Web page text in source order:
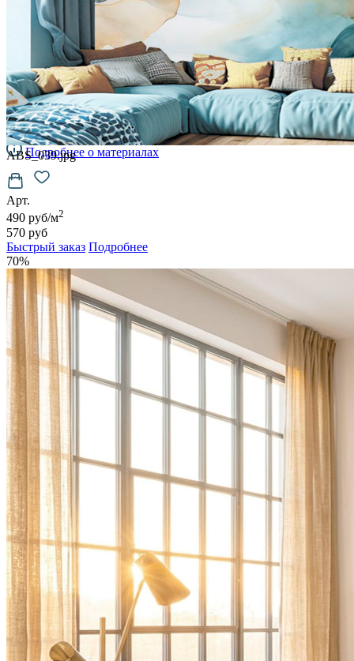
CARRETO
руб/м2
KROSTA
4800руб/м2
STRADO
6500руб/м2
Подробнее о материалах
ABS_039.jpg
Арт.
490 руб/м2
570 руб
Быстрый заказ Подробнее
70%